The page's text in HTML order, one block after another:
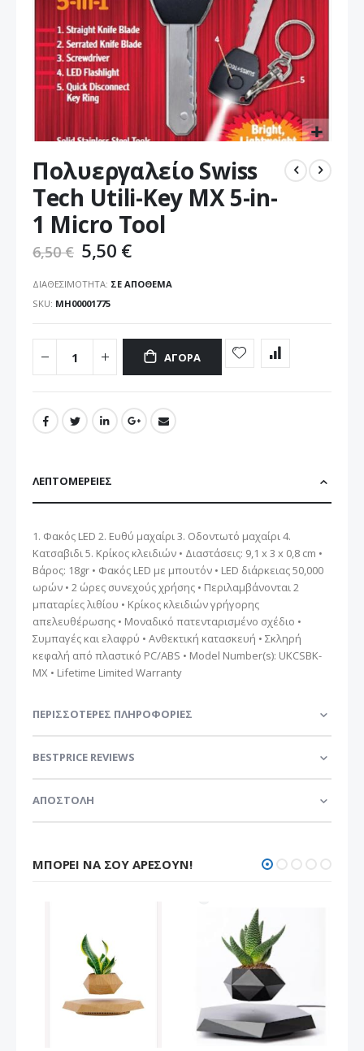
στην
αρχή
της
συλλογής
εικόνων
Πολυεργαλείο Swiss
Tech Utili-Key MX 5-in-
1 Micro Tool
6,50 € 5,50 €
ΔΙΑΘΕΣΙΜΌΤΗΤΑ: ΣΕ ΑΠΌΘΕΜΑ
SKU ΜΗ00001775
ΑΓΟΡΆ
ΛΕΠΤΟΜΈΡΕΙΕΣ
1. Φακός LED 2. Ευθύ μαχαίρι 3. Οδοντωτό μαχαίρι 4.
Κατσαβιδι 5. Κρίκος κλειδιών • Διαστάσεις: 9,1 x 3 x 0,8 cm •
Βάρος: 18gr • Φακός LED με μπουτόν • LED διάρκειας 50,000
ωρών • 2 ώρες συνεχούς χρήσης • Περιλαμβάνονται 2
μπαταρίες λιθίου • Κρίκος κλειδιών γρήγορης
απελευθέρωσης • Μοναδικό πατενταρισμένο σχέδιο •
Συμπαγές και ελαφρύ • Ανθεκτική κατασκευή • Σκληρή
κεφαλή από πλαστικό PC/ABS • Model Number(s): UKCSBK-
MX • Lifetime Limited Warranty
ΠΕΡΙΣΣΌΤΕΡΕΣ ΠΛΗΡΟΦΟΡΊΕΣ
BESTPRICE REVIEWS
ΑΠΟΣΤΟΛΗ
ΜΠΟΡΕΊ ΝΑ ΣΟΥ ΑΡΈΣΟΥΝ!